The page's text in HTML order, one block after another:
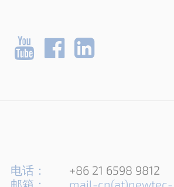
电话：
+86 21 6598 9812
邮箱：
mail-cn(at)newtec-